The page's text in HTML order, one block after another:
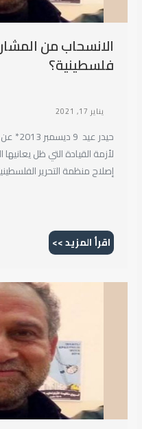
الانسحاب من
فلسطينية؟
يناير 17, 2021
حيدر
لأزمة القيادة التي ظل
إصلاح منظمة التحرير
اقرأ المزيد >>